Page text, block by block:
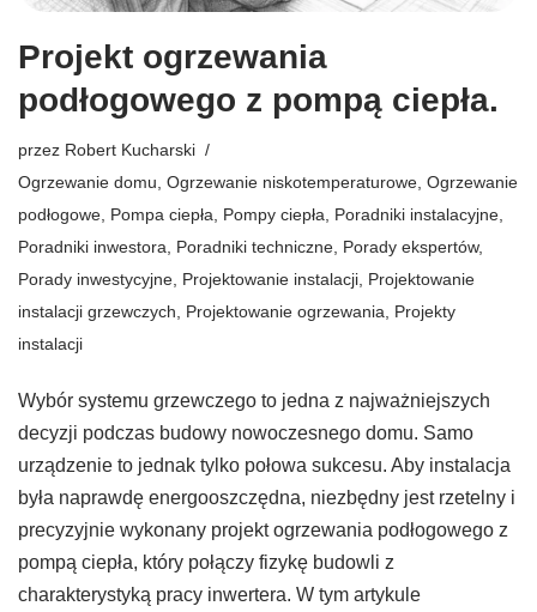
Projekt ogrzewania
podłogowego z pompą ciepła.
przez Robert Kucharski
Ogrzewanie domu Ogrzewanie niskotemperaturowe Ogrzewanie
podłogowe Pompa ciepła Pompy ciepła Poradniki instalacyjne
Poradniki inwestora
Poradniki techniczne Porady ekspertów,
Porady inwestycyjne Projektowanie instalacji Projektowanie
instalacji grzewczych
Projektowanie ogrzewania
Projekty
instalacji
Wybór systemu grzewczego to jedna z najważniejszych
decyzji podczas budowy nowoczesnego domu. Samo
urządzenie to jednak tylko połowa sukcesu. Aby instalacja
była naprawdę energooszczędna, niezbędny jest rzetelny i
precyzyjnie wykonany projekt ogrzewania podłogowego z
pompą ciepła, który połączy fizykę budowli z
charakterystyką pracy inwertera. W tym artykule